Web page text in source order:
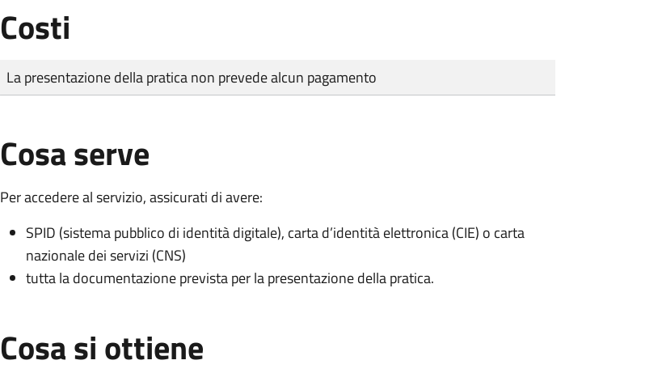
Costi
Tipo di pagamento
Importo
La presentazione della pratica non prevede alcun pagamento
Cosa serve
Per accedere al servizio, assicurati di avere:
SPID (sistema pubblico di identità digitale), carta d’identità elettronica (CIE) o carta
nazionale dei servizi (CNS)
tutta la documentazione prevista per la presentazione della pratica.
Cosa si ottiene